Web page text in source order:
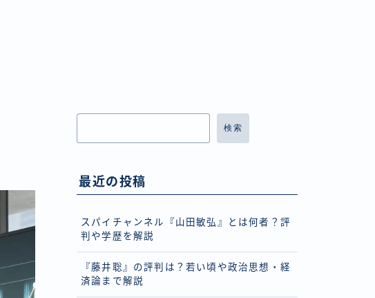
検索
最近の投稿
スパイチャンネル『山田敏弘』とは何者？評
判や学歴を解説
『藤井聡』の評判は？若い頃や政治思想・経
済論まで解説